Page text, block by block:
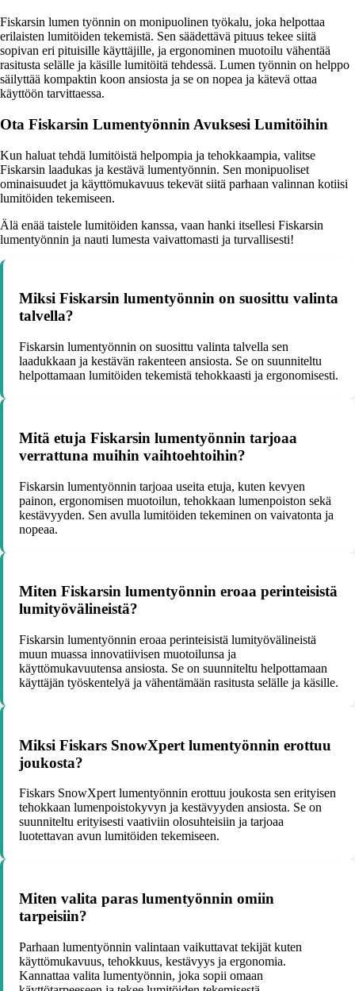
Fiskarsin lumen työnnin on monipuolinen työkalu, joka helpottaa
erilaisten lumitöiden tekemistä. Sen säädettävä pituus tekee siitä
sopivan eri pituisille käyttäjille, ja ergonominen muotoilu vähentää
rasitusta selälle ja käsille lumitöitä tehdessä. Lumen työnnin on helppo
säilyttää kompaktin koon ansiosta ja se on nopea ja kätevä ottaa
käyttöön tarvittaessa.
Ota Fiskarsin Lumentyönnin Avuksesi Lumitöihin
Kun haluat tehdä lumitöistä helpompia ja tehokkaampia, valitse
Fiskarsin laadukas ja kestävä lumentyönnin. Sen monipuoliset
ominaisuudet ja käyttömukavuus tekevät siitä parhaan valinnan kotiisi
lumitöiden tekemiseen.
Älä enää taistele lumitöiden kanssa, vaan hanki itsellesi Fiskarsin
lumentyönnin ja nauti lumesta vaivattomasti ja turvallisesti!
Miksi Fiskarsin lumentyönnin on suosittu valinta
talvella?
Fiskarsin lumentyönnin on suosittu valinta talvella sen
laadukkaan ja kestävän rakenteen ansiosta. Se on suunniteltu
helpottamaan lumitöiden tekemistä tehokkaasti ja ergonomisesti.
Mitä etuja Fiskarsin lumentyönnin tarjoaa
verrattuna muihin vaihtoehtoihin?
Fiskarsin lumentyönnin tarjoaa useita etuja, kuten kevyen
painon, ergonomisen muotoilun, tehokkaan lumenpoiston sekä
kestävyyden. Sen avulla lumitöiden tekeminen on vaivatonta ja
nopeaa.
Miten Fiskarsin lumentyönnin eroaa perinteisistä
lumityövälineistä?
Fiskarsin lumentyönnin eroaa perinteisistä lumityövälineistä
muun muassa innovatiivisen muotoilunsa ja
käyttömukavuutensa ansiosta. Se on suunniteltu helpottamaan
käyttäjän työskentelyä ja vähentämään rasitusta selälle ja käsille.
Miksi Fiskars SnowXpert lumentyönnin erottuu
joukosta?
Fiskars SnowXpert lumentyönnin erottuu joukosta sen erityisen
tehokkaan lumenpoistokyvyn ja kestävyyden ansiosta. Se on
suunniteltu erityisesti vaativiin olosuhteisiin ja tarjoaa
luotettavan avun lumitöiden tekemiseen.
Miten valita paras lumentyönnin omiin
tarpeisiin?
Parhaan lumentyönnin valintaan vaikuttavat tekijät kuten
käyttömukavuus, tehokkuus, kestävyys ja ergonomia.
Kannattaa valita lumentyönnin, joka sopii omaan